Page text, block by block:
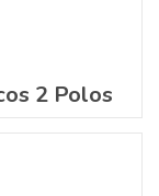
2 Polos